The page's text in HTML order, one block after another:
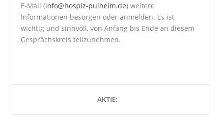
E-Mail (info@hospiz-pulheim.de) weitere
Informationen besorgen oder anmelden. Es ist
wichtig und sinnvoll, von Anfang bis Ende an diesem
Gesprächskreis teilzunehmen.
AKTIE: